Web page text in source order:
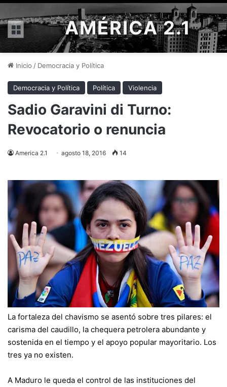
Menú AMÉRICA 2.1
Inicio / Democracia y Política
Democracia y Política Política Violencia
Sadio Garavini di Turno:
Revocatorio o renuncia
America 2.1 agosto 18, 2016 14
La fortaleza del chavismo se asentó sobre tres pilares: el
carisma del caudillo, la chequera petrolera abundante y
sostenida en el tiempo y el apoyo popular mayoritario. Los
tres ya no existen.
A Maduro le queda el control de las instituciones del